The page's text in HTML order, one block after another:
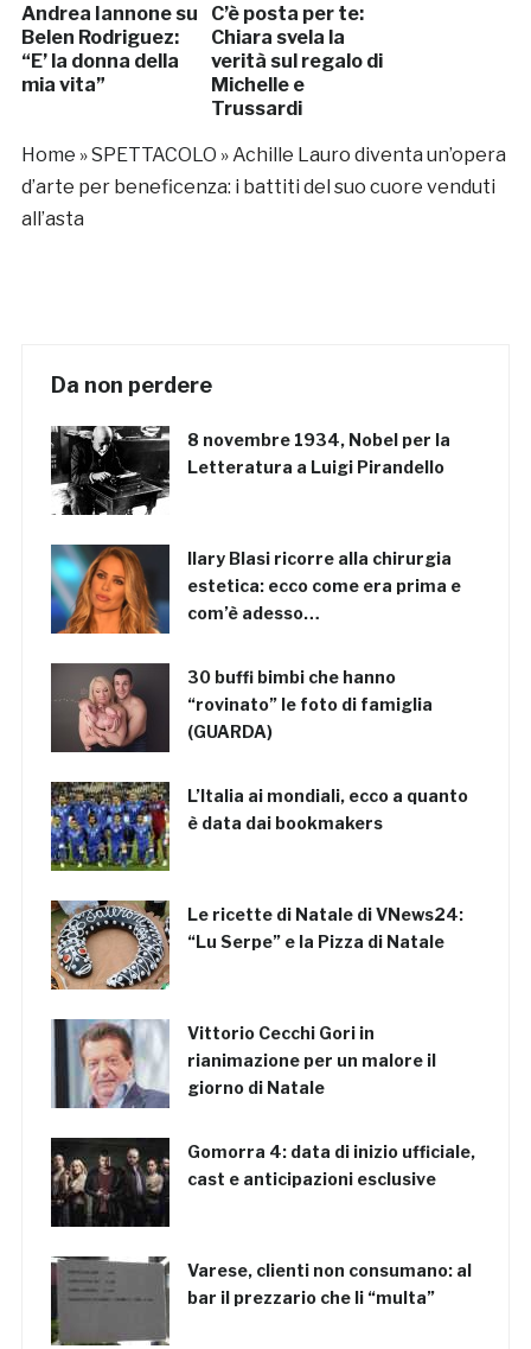
Andrea Iannone su
Belen Rodriguez:
“E’ la donna della
mia vita”
C’è posta per te:
Chiara svela la
verità sul regalo di
Michelle e
Trussardi
Home »SPETTACOLO » Achille Lauro diventa un’opera
d’arte per beneficenza: i battiti del suo cuore venduti
all’asta
Da non perdere
8 novembre 1934, Nobel per la
Letteratura a Luigi Pirandello
Ilary Blasi ricorre alla chirurgia
estetica: ecco come era prima e
com’è adesso…
30 buffi bimbi che hanno
“rovinato” le foto di famiglia
(GUARDA)
L’Italia ai mondiali, ecco a quanto
è data dai bookmakers
Le ricette di Natale di VNews24:
“Lu Serpe” e la Pizza di Natale
Vittorio Cecchi Gori in
rianimazione per un malore il
giorno di Natale
Gomorra 4: data di inizio ufficiale,
cast e anticipazioni esclusive
Varese, clienti non consumano: al
bar il prezzario che li “multa”